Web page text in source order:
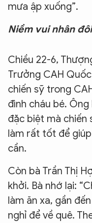
mưa ập xuống”.
Niềm vui nhân đôi
Chiều 22-6,
Trưởng CAH
chiến sỹ trong
đình cháu bé.
đặc biệt mà chiến
làm rất tốt để
cần.
Còn bà Trần Thị
khởi. Bà nhớ lại:
làm ăn xa, gần
nghỉ để về quê.